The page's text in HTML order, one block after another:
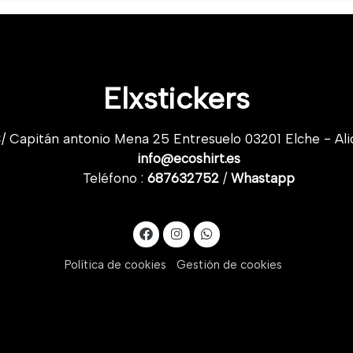
Elxstickers
Capitán antonio Mena 25 Entresuelo 03201 Elche -
info@ecoshirt.es
Teléfono : 687632752/ Whastapp
Política de cookies Gestión de cookies